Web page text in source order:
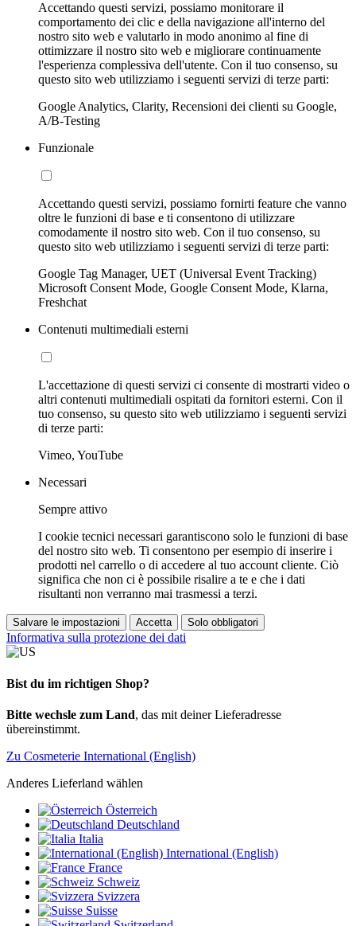
Accettando questi servizi, possiamo monitorare il
comportamento dei clic e della navigazione all'interno del
nostro sito web e valutarlo in modo anonimo al fine di
ottimizzare il nostro sito web e migliorare continuamente
l'esperienza complessiva dell'utente. Con il tuo consenso, su
questo sito web utilizziamo i seguenti servizi di terze parti:
Google Analytics, Clarity, Recensioni dei clienti su Google,
A/B-Testing
Funzionale
Accettando questi servizi, possiamo fornirti feature che vanno
oltre le funzioni di base e ti consentono di utilizzare
comodamente il nostro sito web. Con il tuo consenso, su
questo sito web utilizziamo i seguenti servizi di terze parti:
Google Tag Manager, UET (Universal Event Tracking)
Microsoft Consent Mode, Google Consent Mode, Klarna,
Freshchat
Contenuti multimediali esterni
L'accettazione di questi servizi ci consente di mostrarti video o
altri contenuti multimediali ospitati da fornitori esterni. Con il
tuo consenso, su questo sito web utilizziamo i seguenti servizi
di terze parti:
Vimeo, YouTube
Necessari
Sempre attivo
I cookie tecnici necessari garantiscono solo le funzioni di base
del nostro sito web. Ti consentono per esempio di inserire i
prodotti nel carrello o di accedere al tuo account cliente. Ciò
significa che non ci è possibile risalire a te e che i dati
risultanti non verranno mai trasmessi a terzi.
Salvare le impostazioni Accetta Solo obbligatori
Informativa sulla protezione dei dati
Bist du im richtigen Shop?
Bitte wechsle zum Land, das mit deiner Lieferadresse
übereinstimmt.
Zu Cosmeterie International (English)
Anderes Lieferland wählen
Österreich
Deutschland
Italia
International (English)
France
Schweiz
Svizzera
Suisse